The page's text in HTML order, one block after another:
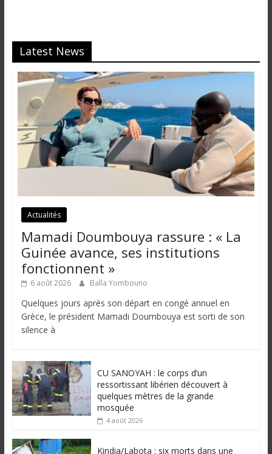
Latest News
Actualités
Mamadi Doumbouya rassure : « La
Guinée avance, ses institutions
fonctionnent »
6 août 2026 Balla Yombouno
Quelques jours après son départ en congé annuel en
Grèce, le président Mamadi Doumbouya est sorti de son
silence à
CU SANOYAH : le corps d’un
ressortissant libérien découvert à
quelques mètres de la grande
mosquée
4 août 2026
Kindia/Labota : six morts dans une